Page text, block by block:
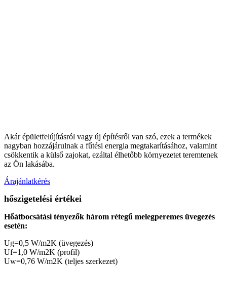
Akár épületfelújításról vagy új építésről van szó, ezek a termékek
nagyban hozzájárulnak a fűtési energia megtakarításához, valamint
csökkentik a külső zajokat, ezáltal élhetőbb környezetet teremtenek
az Ön lakásába.
Árajánlatkérés
hőszigetelési értékei
Hőátbocsátási tényezők három rétegű melegperemes üvegezés
esetén:
Ug=0,5 W/m2K (üvegezés)
Uf=1,0 W/m2K (profil)
Uw=0,76 W/m2K (teljes szerkezet)